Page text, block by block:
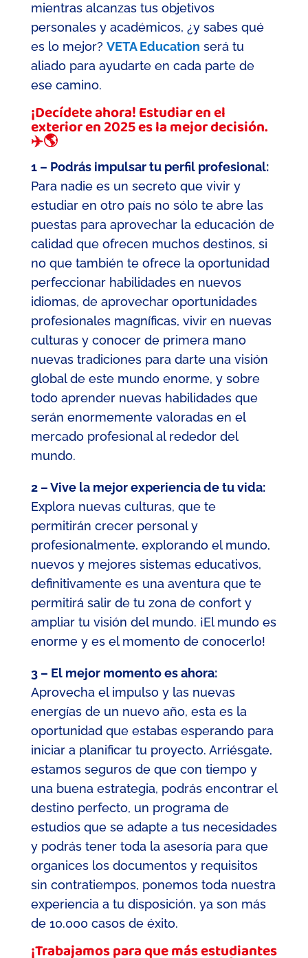
mientras alcanzas tus objetivos
personales y académicos, ¿y sabes qué
es lo mejor? VETA Education será tu
aliado para ayudarte en cada parte de
ese camino.
¡Decídete ahora! Estudiar en el
exterior en 2025 es la mejor decisión.
✈️🌎
1 – Podrás impulsar tu perfil profesional:
Para nadie es un secreto que vivir y
estudiar en otro país no sólo te abre las
puestas para aprovechar la educación de
calidad que ofrecen muchos destinos, si
no que también te ofrece la oportunidad
perfeccionar habilidades en nuevos
idiomas, de aprovechar oportunidades
profesionales magníficas, vivir en nuevas
culturas y conocer de primera mano
nuevas tradiciones para darte una visión
global de este mundo enorme, y sobre
todo aprender nuevas habilidades que
serán enormemente valoradas en el
mercado profesional al rededor del
mundo.
2 – Vive la mejor experiencia de tu vida:
Explora nuevas culturas, que te
permitirán crecer personal y
profesionalmente, explorando el mundo,
nuevos y mejores sistemas educativos,
definitivamente es una aventura que te
permitirá salir de tu zona de confort y
ampliar tu visión del mundo. ¡El mundo es
enorme y es el momento de conocerlo!
3 – El mejor momento es ahora:
Aprovecha el impulso y las nuevas
energías de un nuevo año, esta es la
oportunidad que estabas esperando para
iniciar a planificar tu proyecto. Arriésgate,
estamos seguros de que con tiempo y
una buena estrategia, podrás encontrar el
destino perfecto, un programa de
estudios que se adapte a tus necesidades
y podrás tener toda la asesoría para que
organices los documentos y requisitos
sin contratiempos, ponemos toda nuestra
experiencia a tu disposición, ya son más
de 10.000 casos de éxito.